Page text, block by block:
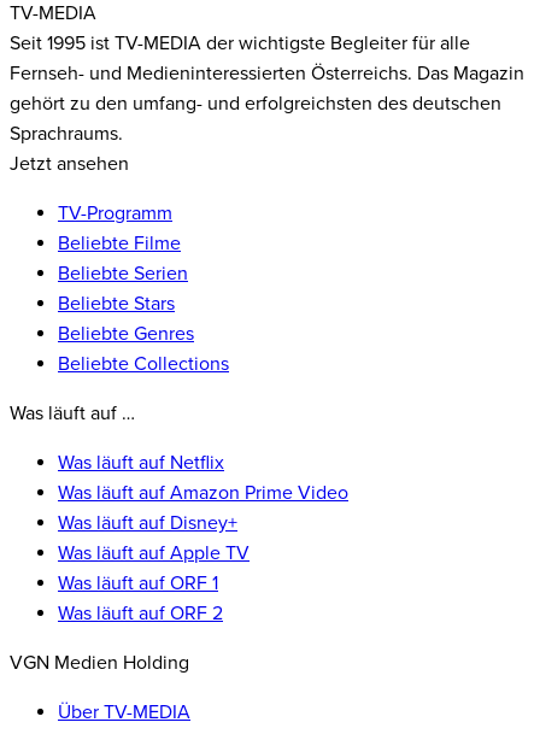
TV-MEDIA
Seit 1995 ist TV-MEDIA der wichtigste Begleiter für alle
Fernseh- und Medieninteressierten Österreichs. Das Magazin
gehört zu den umfang- und erfolgreichsten des deutschen
Sprachraums.
Jetzt ansehen
TV-Programm
Beliebte Filme
Beliebte Serien
Beliebte Stars
Beliebte Genres
Beliebte Collections
Was läuft auf …
Was läuft auf Netflix
Was läuft auf Amazon Prime Video
Was läuft auf Disney+
Was läuft auf Apple TV
Was läuft auf ORF 1
Was läuft auf ORF 2
VGN Medien Holding
Über TV-MEDIA